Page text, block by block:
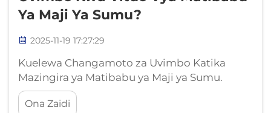
Ya Maji Ya Sumu?
2025-11-19 17:27:29
Kuelewa Changamoto za Uvimbo Katika
Mazingira ya Matibabu ya Maji ya Sumu.
Tatizo la Viwanda vya Kinyeu: Kasi kubwa ya
Uvimbo Katika Matibabu ya Maji ya Sumu.
Ona Zaidi